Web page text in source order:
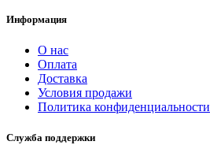
Информация
О нас
Оплата
Доставка
Условия продажи
Политика конфиденциальности
Служба поддержки